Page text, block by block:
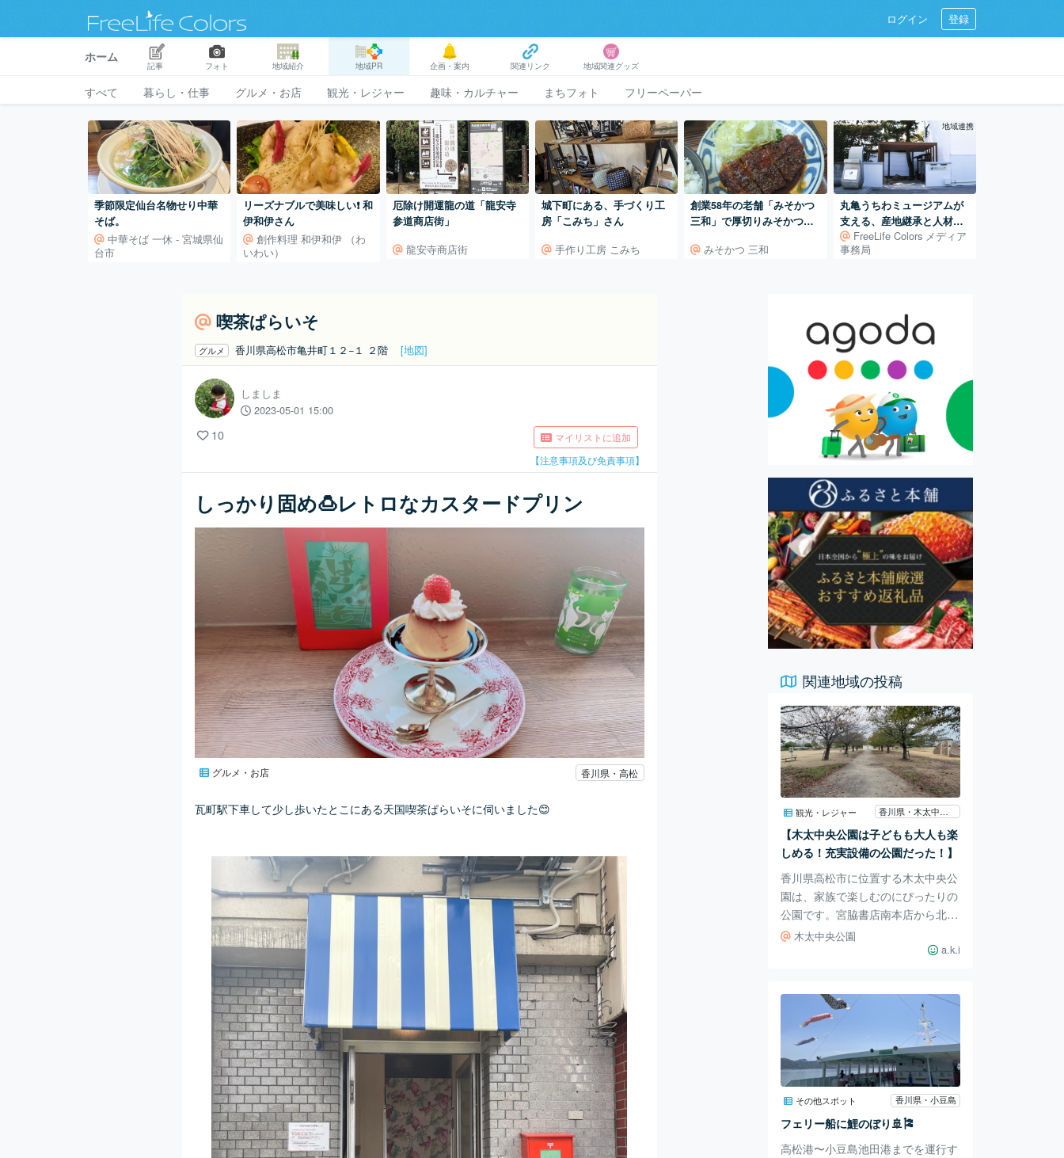
ログイン 登録
ホーム
記事 フォト 地域紹介 地域PR 企画・案内 関連リンク 地域関連グッズ
すべて 暮らし・仕事 グルメ・お店 観光・レジャー 趣味・カルチャー まちフォト フリーペーパー
季節限定仙台名物せり中華
そば。
中華そば 一休 - 宮城県仙
台市
リーズナブルで美味しい❗️ 和
伊和伊さん
創作料理 和伊和伊 （わ
いわい）
厄除け開運龍の道「龍安寺
参道商店街」
龍安寺商店街
城下町にある、手づくり工
房「こみち」さん
手作り工房 こみち
創業58年の老舗「みそかつ
三和」で厚切りみそかつを
みそかつ 三和
地域連携
丸亀うちわミュージアムが
支える、産地継承と人材育
成 ― 400年続く地場産業
を、次の世代へ
FreeLife Colors メディア
事務局
喫茶ぱらいそ
グルメ 香川県高松市亀井町１２−１ ２階 [地図]
しましま
2023-05-01 15:00
10
マイリストに追加
【注意事項及び免責事項】
しっかり固め🍮レトロなカスタードプリン
グルメ・お店 香川県・高松
瓦町駅下車して少し歩いたとこにある天国喫茶ぱらいそに伺いました😊
関連地域の投稿
観光・レジャー
【木太中央公園は子どもも大人も楽
しめる！充実設備の公園だった！】
香川県高松市に位置する木太中央公
園は、家族で楽しむのにぴったりの
公園です。宮脇書店南本店から北東
に約1.1㎞、木太中学校の西側に広
がる四角い形状の公園で、アクセス
エリア」「大人向け健康器具エリ
ア」「広場」の4つのゾーンに分か
れ、家族全員が楽しめる充実の設備
がそろっています。 「小さい子向
けの遊具エリア」では、小さな子ど
も向けの遊具が充実しており、安全
に遊べる環境が整っています。 さ
らに少し大きな子ども向けの遊具も
あるため、年齢の異な
木太中央公園
a.k.i
その他スポット 香川県・小豆島
フェリー船に鯉のぼり🚢🎏
高松港〜小豆島池田港までを運行す